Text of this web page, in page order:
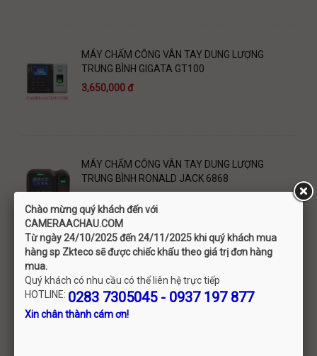
MÁY CHẤM CÔNG VÂN TAY DUNG LƯỢNG
TRUNG BÌNH GIGATA GT100
3,650,000 đ
MÁY CHẤM CÔNG VÂN TAY DUNG LƯỢNG
TRUNG BÌNH RONALD JACK 6868
MÁY CHẤM CÔNG VÂN TAY DUNG LƯỢNG
TRUNG BÌNH RONALD JACK 4000TIDC
3,400,000 đ
Chào mừng quý khách đến với
CAMERAACHAU.COM
Từ ngày 24/10/2025 đến 24/11/2025 khi quý khách mua
hàng sp Zkteco sẽ được chiếc khấu theo giá trị đơn hàng
mua.
Quý khách có nhu cầu có thể liên hệ trực tiếp
HOTLINE: 0283 7305045 - 0937 197 877
Xin chân thành cám ơn!